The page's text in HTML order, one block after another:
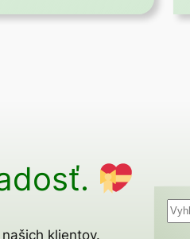
klientov.
H